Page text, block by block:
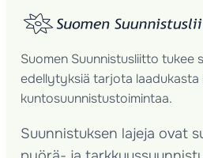
Suomen Suunnistusliitto tukee
edellytyksiä tarjota laadukasta
kuntosuunnistustoimintaa.
Suunnistuksen lajeja ovat